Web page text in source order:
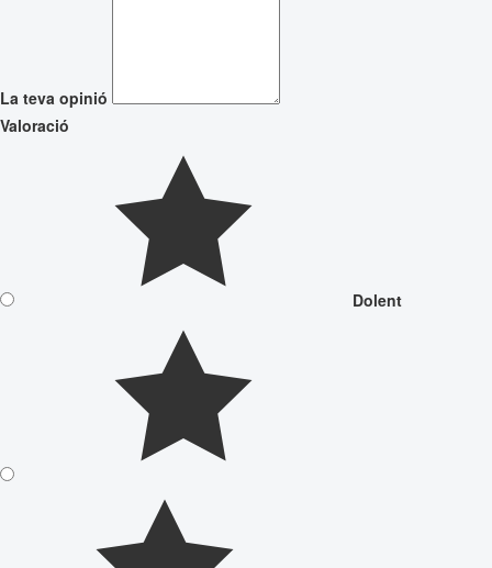
La teva opinió
Valoració
Dolent